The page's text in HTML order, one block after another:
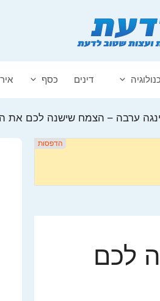
דינים כסף
ערבה – הצמח שישנה לכם את
לכם